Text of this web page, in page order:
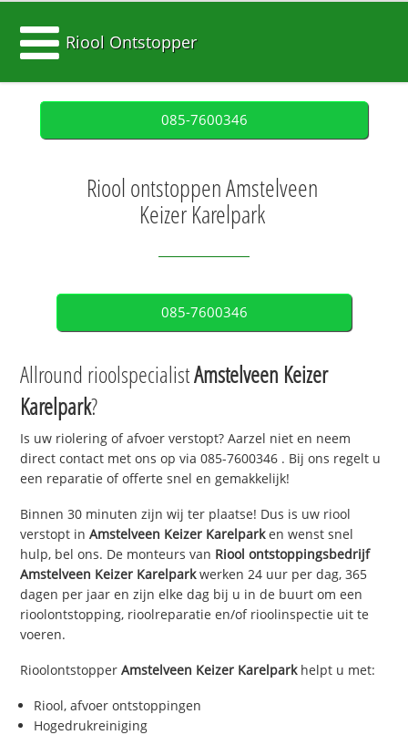
Riool Ontstopper
085-7600346
Riool ontstoppen Amstelveen
Keizer Karelpark
085-7600346
Allround rioolspecialistAmstelveen Keizer
Karelpark?
Is uw riolering of afvoer verstopt? Aarzel niet en neem
direct contact met ons op via085-7600346 . Bij ons regelt u
een reparatie of offerte snel en gemakkelijk!
Binnen 30 minuten zijn wij ter plaatse! Dus is uw riool
verstopt inAmstelveen Keizer Karelparken wenst snel
hulp, bel ons. De monteurs van Riool ontstoppingsbedrijf
Amstelveen Keizer Karelpark werken 24 uur per dag, 365
dagen per jaar en zijn elke dag bij u in de buurt om een
rioolontstopping, rioolreparatie en/of rioolinspectie uit te
voeren.
RioolontstopperAmstelveen Keizer Karelparkhelpt u met:
Riool, afvoer ontstoppingen
Hogedrukreiniging